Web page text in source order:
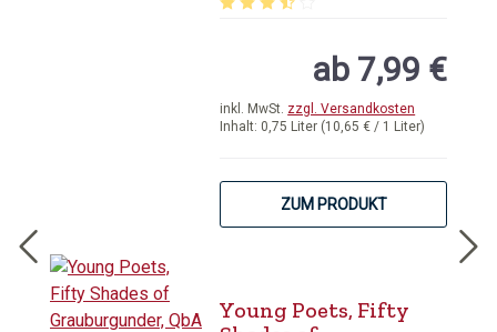
Inhalt: 0,75 Liter (10,65 € / 1 Liter)
inkl. MwSt. zzgl. Versandkosten
ab 7,99 €
ZUM PRODUKT
Young Poets, Fifty